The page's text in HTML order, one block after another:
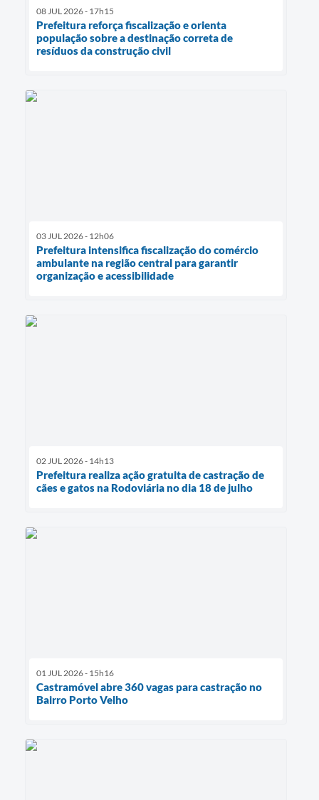
08 JUL 2026 - 17h15
Prefeitura reforça fiscalização e orienta
população sobre a destinação correta de
resíduos da construção civil
03 JUL 2026 - 12h06
Prefeitura intensifica fiscalização do comércio
ambulante na região central para garantir
organização e acessibilidade
02 JUL 2026 - 14h13
Prefeitura realiza ação gratuita de castração de
cães e gatos na Rodoviária no dia 18 de julho
01 JUL 2026 - 15h16
Castramóvel abre 360 vagas para castração no
Bairro Porto Velho